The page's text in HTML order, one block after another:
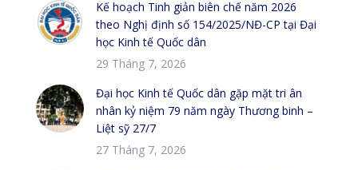
Kế hoạch Tinh giản biên chế năm 2026
theo Nghị định số 154/2025/NĐ-CP tại Đại
học Kinh tế Quốc dân
29 Tháng 7, 2026
Đại học Kinh tế Quốc dân gặp mặt tri ân
nhân kỷ niệm 79 năm ngày Thương binh –
Liệt sỹ 27/7
27 Tháng 7, 2026